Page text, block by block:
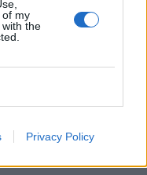
of my
the
Privacy Policy